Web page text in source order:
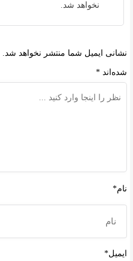
نخواهد شد.
نشانی ایمیل شما منتشر نخواهد شد.
شده‌اند *
نام*
ایمیل*